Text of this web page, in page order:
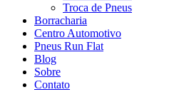
Troca de Pneus
Borracharia
Centro Automotivo
Pneus Run Flat
Blog
Sobre
Contato